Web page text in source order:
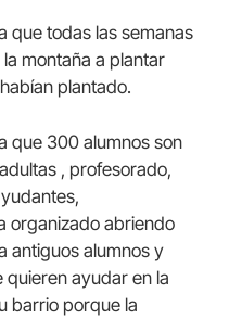
que todas las semanas
montaña a plantar
plantado.
que 300 alumnos son
, profesorado,
organizado abriendo
antiguos alumnos y
quieren ayudar en la
barrio porque la